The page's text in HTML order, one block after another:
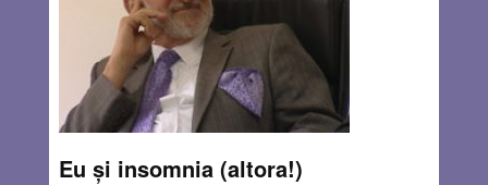
povestea lui. După ce a fost eliberată din lagărul de
concentrare și ca prin miracol l-a regăsit pe tatăl meu, a
avut o surpriză extraordinară: tata a scos din buzunar un
inel de aur și i l-a pus pe deget.
Read more…
SEP 19, 2024 16 COMMENTS
Eu și insomnia (altora!)